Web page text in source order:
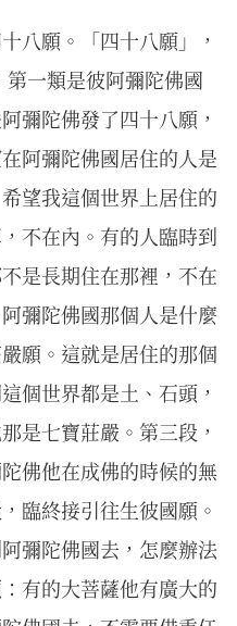
八願。「四十八願」，
一類是彼阿彌陀佛國
彌陀佛發了四十八願，
阿彌陀佛國居住的人是
望我這個世界上居住的
不在內。有的人臨時到
是長期住在那裡，不在
彌陀佛國那個人是什麼
願。這就是居住的那個
個世界都是土、石頭，
是七寶莊嚴。第三段，
佛他在成佛的時候的無
臨終接引往生彼國願。
彌陀佛國去，怎麼辦法
有的大菩薩他有廣大的